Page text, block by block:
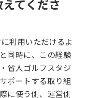
てくださ
利用いただけるよ
同時に、この経験
省人ゴルフスタジ
ポートする取り組
に使う側、運営側